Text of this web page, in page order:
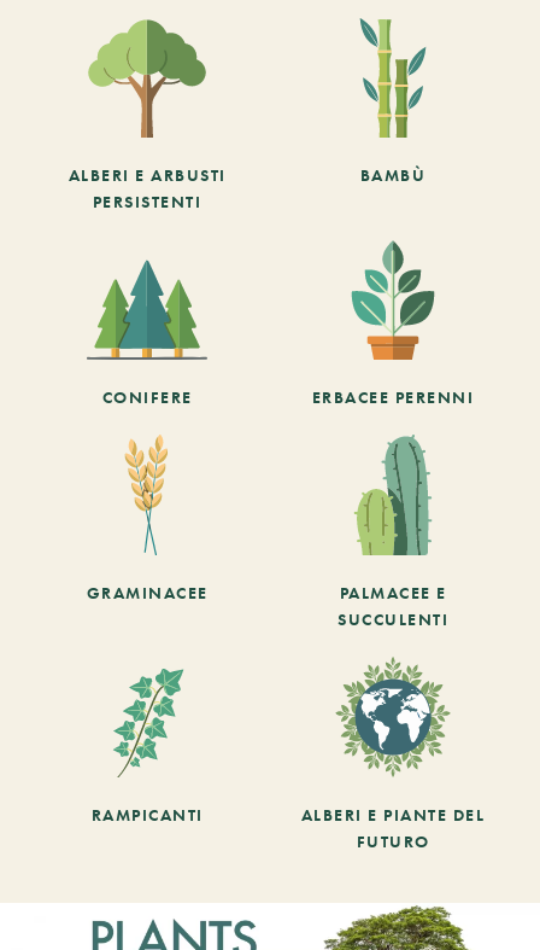
ALBERI E ARBUSTI
PERSISTENTI
BAMBÙ
CONIFERE ERBACEE PERENNI
GRAMINACEE
PALMACEE E
SUCCULENTI
RAMPICANTI
ALBERI E PIANTE DEL
FUTURO